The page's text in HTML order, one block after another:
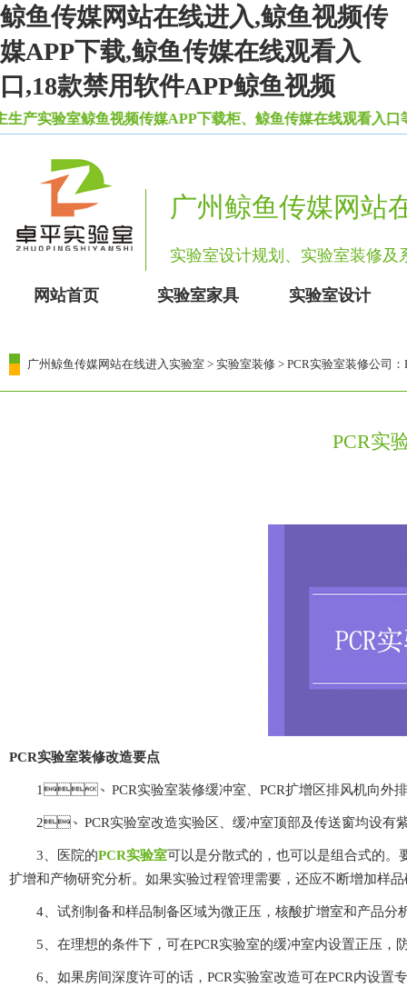
鲸鱼传媒网站在线进入,鲸鱼视频传
媒APP下载,鲸鱼传媒在线观看入
口,18款禁用软件APP鲸鱼视频
验室鲸鱼视频传媒APP下载柜、鲸鱼传媒在线观看入口等
广州鲸鱼传媒网站
实验室设计规划、实验室装修
网站首页 实验室家具 实验室设计
广州鲸鱼传媒网站在线进入实验室 > 实验室装修 > PCR实验室装修公司
PCR实
PCR实验室装修改造要点
1、PCR实验室装修缓冲室、PCR扩增区排风机向外排风
2、PCR实验室改造实验区、缓冲室顶部及传送窗均设有紫
3、医院的PCR实验室可以是分散式的，也可以是组合式的
扩增和产物研究分析。如果实验过程管理需要，还应不断增加样品破
4、试剂制备和样品制备区域为微正压，核酸扩增室和产品分
5、在理想的条件下，可在PCR实验室的缓冲室内设置正压，
6、如果房间深度许可的话，PCR实验室改造可在PCR内设置专